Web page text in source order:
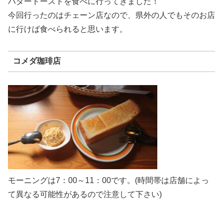
今回行ったのはチェーン店なので、県外の人でもそのお店
に行けば食べられると思います。
コメダ珈琲店
モーニングは7：00～11：00です。(時間帯は店舗によっ
て異なる可能性があるので注意して下さい)